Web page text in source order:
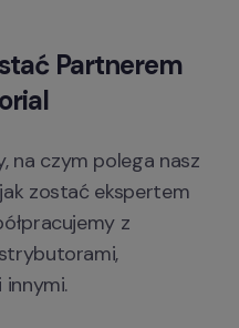
Partnerem
na czym polega nasz
zostać ekspertem
z